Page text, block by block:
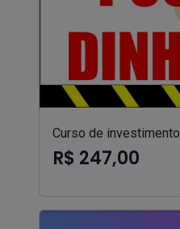
Curso de investimento
R$ 247,00